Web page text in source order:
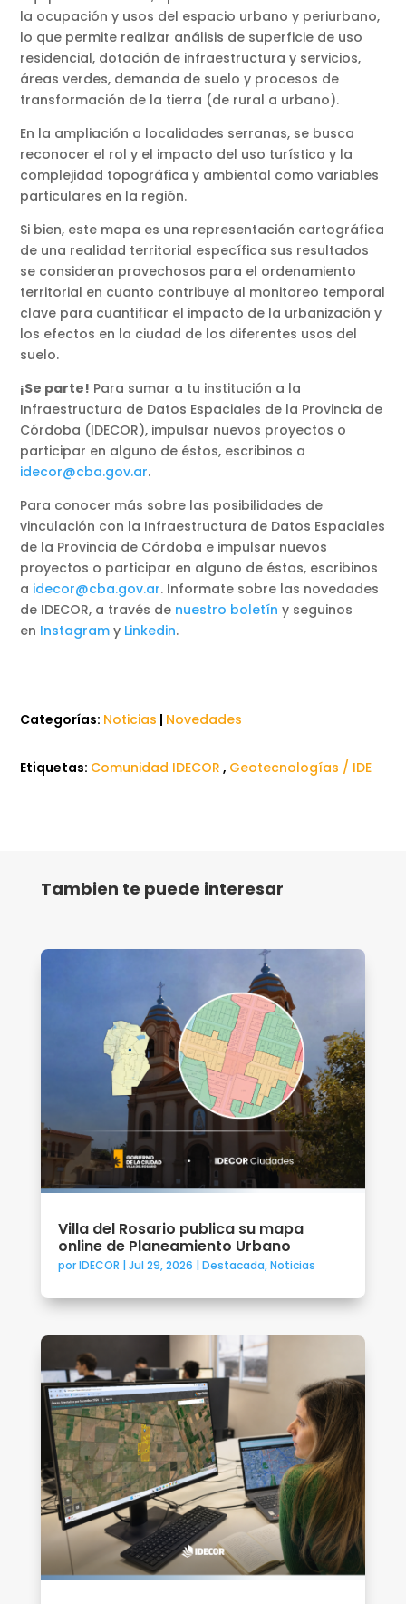
la ocupación y usos del espacio urbano y periurbano,
lo que permite realizar análisis de superficie de uso
residencial, dotación de infraestructura y servicios,
áreas verdes, demanda de suelo y procesos de
transformación de la tierra (de rural a urbano).
En la ampliación a localidades serranas, se busca
reconocer el rol y el impacto del uso turístico y la
complejidad topográfica y ambiental como variables
particulares en la región.
Si bien, este mapa es una representación cartográfica
de una realidad territorial específica sus resultados
se consideran provechosos para el ordenamiento
territorial en cuanto contribuye al monitoreo temporal
clave para cuantificar el impacto de la urbanización y
los efectos en la ciudad de los diferentes usos del
suelo.
¡Se parte! Para sumar a tu institución a la
Infraestructura de Datos Espaciales de la Provincia de
Córdoba (IDECOR), impulsar nuevos proyectos o
participar en alguno de éstos, escribinos a
idecor@cba.gov.ar.
Para conocer más sobre las posibilidades de
vinculación con la Infraestructura de Datos Espaciales
de la Provincia de Córdoba e impulsar nuevos
proyectos o participar en alguno de éstos, escribinos
a idecor@cba.gov.ar. Informate sobre las novedades
de IDECOR, a través de nuestro boletín y seguinos
en Instagram y Linkedin.
Categorías: Noticias | Novedades
Etiquetas: Comunidad IDECOR , Geotecnologías / IDE
Tambien te puede interesar
Villa del Rosario publica su mapa
online de Planeamiento Urbano
porIDECOR | Jul 29, 2026 | Destacada,Noticias